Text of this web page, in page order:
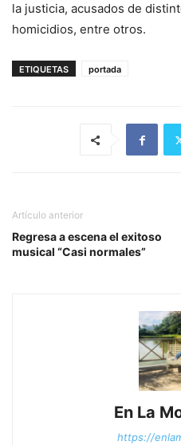
la justicia, acusados de
homicidios, entre otros.
ETIQUETAS portada
Artículo anterior
Regresa a escena el exitoso
musical “Casi normales”
En La
https://